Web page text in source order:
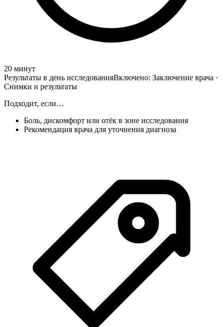
20 минут
Результаты в день исследованияВключено: Заключение врача ·
Снимки и результаты
Подходит, если…
Боль, дискомфорт или отёк в зоне исследования
Рекомендация врача для уточнения диагноза